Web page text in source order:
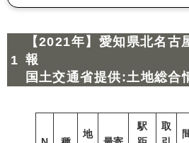
【2021年】愛知県北名古
報
国土交通省提供:土地総合
地
駅
取